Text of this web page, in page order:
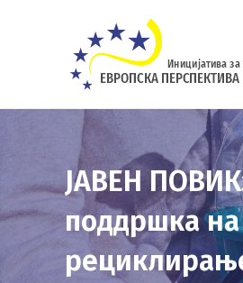
ЈАВЕН
поддршка